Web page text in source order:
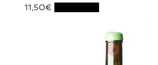
11,50€